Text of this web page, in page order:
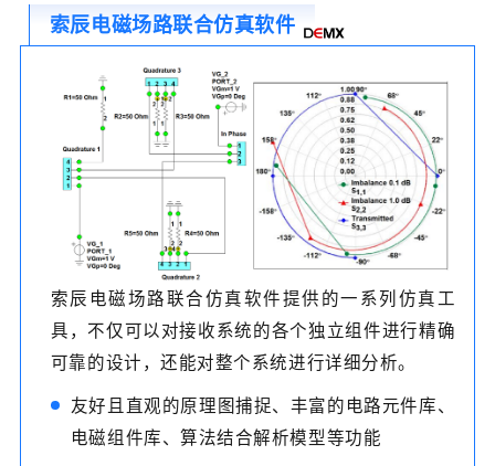
索辰电磁场路联合仿真软件
索辰电磁场路联合仿真软件提供的一系列仿真工
具，不仅可以对接收系统的各个独立组件进行精确
可靠的设计，还能对整个系统进行详细分析。
友好且直观的原理图捕捉、丰富的电路元件库、
电磁组件库、算法结合解析模型等功能